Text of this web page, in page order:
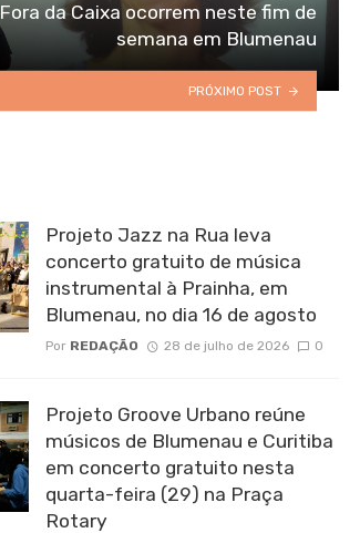
Fora da Caixa ocorrem neste fim de
semana em Blumenau
PRÓXIMO POST
Projeto Jazz na Rua leva
concerto gratuito de música
instrumental à Prainha, em
Blumenau, no dia 16 de agosto
Por REDAÇÃO 28 de julho de 2026 0
Projeto Groove Urbano reúne
músicos de Blumenau e Curitiba
em concerto gratuito nesta
quarta-feira (29) na Praça
Rotary